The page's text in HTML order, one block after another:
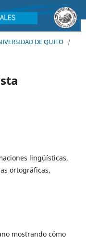
DE QUITO /
lingüísticas,
ortográficas,
mostrando cómo